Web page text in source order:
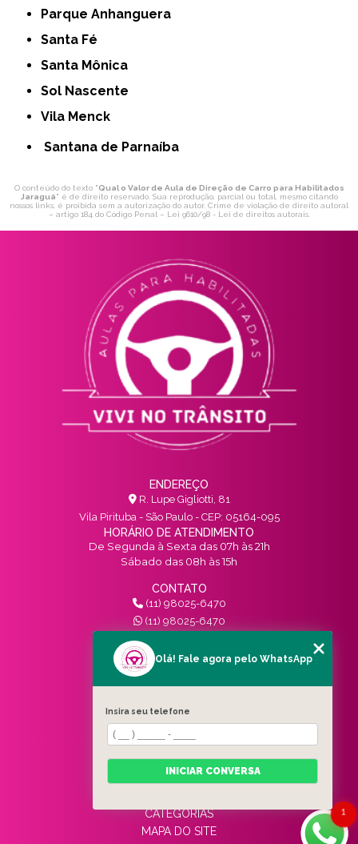
Parque Anhanguera
Santa Fé
Santa Mônica
Sol Nascente
Vila Menck
Santana de Parnaíba
O conteúdo do texto "Qual o Valor de Aula de Direção de Carro para Habilitados
Jaraguá" é de direito reservado. Sua reprodução, parcial ou total, mesmo citando
nossos links, é proibida sem a autorização do autor. Crime de violação de direito autoral
– artigo 184 do Código Penal – Lei 9610/98 - Lei de direitos autorais.
ENDEREÇO
R. Lupe Gigliotti, 81
Vila Pirituba - São Paulo - CEP: 05164-095
HORÁRIO DE ATENDIMENTO
De Segunda à Sexta das 07h às 21h
Sábado das 08h às 15h
CONTATO
(11) 98025-6470
(11) 98025-6470
contato@vivinotransito.com.br
SIGA-NOS!
MENU
HOME
QUEM SOMOS
SERVIÇOS
BLOG
CATEGORIAS
MAPA DO SITE
1
Olá! Fale agora pelo WhatsApp
Insira seu telefone
INICIAR CONVERSA